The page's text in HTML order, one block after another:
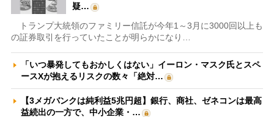
疑…
トランプ大統領のファミリー信託が今年1～3月に3000回以上も
の証券取引を行っていたことが明らかになり…
「いつ暴発してもおかしくはない」イーロン・マスク氏とスペ
ースXが抱えるリスクの数々「絶対…
【3メガバンクは純利益5兆円超】銀行、商社、ゼネコンは最高
益続出の一方で、中小企業・…